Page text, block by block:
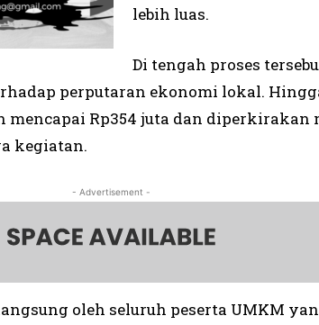
lebih luas.
Di tengah proses
perputaran ekonomi lokal.
Rp354 juta dan diperkirakan
kegiatan.
- Advertisement -
oleh seluruh peserta UMKM